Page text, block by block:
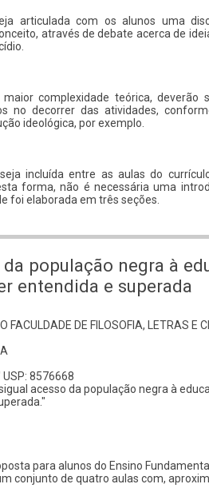
articulada com os alunos uma
através de debate acerca de
complexidade teórica, deverão
no decorrer das atividades,
ideológica, por exemplo.
incluída entre as aulas do
forma, não é necessária uma
foi elaborada em três seções.
população negra à
entendida e superada
FACULDADE DE FILOSOFIA, LETRAS E
8576668
acesso da população negra à
para alunos do Ensino
conjunto de quatro aulas com,